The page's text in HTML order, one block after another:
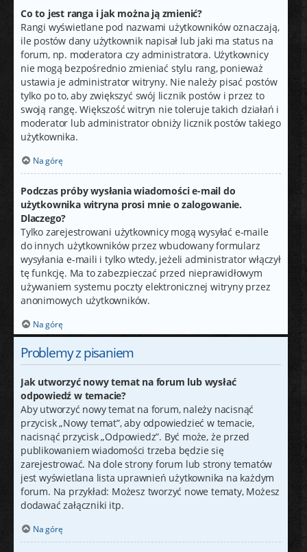
Co to jest ranga i jak można ją zmienić?
Rangi wyświetlane pod nazwami użytkowników oznaczają,
ile postów dany użytkownik napisał lub jaki ma status na
forum, np. moderatora czy administratora. Użytkownicy
nie mogą bezpośrednio zmieniać stylu rang, ponieważ
ustawia je administrator witryny. Nie należy pisać postów
tylko po to, aby zwiększyć swój licznik postów i przez to
swoją rangę. Większość witryn nie toleruje takich działań i
moderator lub administrator obniży licznik postów takiego
użytkownika.
Na górę
Podczas próby wysłania wiadomości e-mail do
użytkownika witryna prosi mnie o zalogowanie.
Dlaczego?
Tylko zarejestrowani użytkownicy mogą wysyłać e-maile
do innych użytkowników przez wbudowany formularz
wysyłania e-maili i tylko wtedy, jeżeli administrator włączył
tę funkcję. Ma to zabezpieczać przed nieprawidłowym
używaniem systemu poczty elektronicznej witryny przez
anonimowych użytkowników.
Na górę
Problemy z pisaniem
Jak utworzyć nowy temat na forum lub wysłać
odpowiedź w temacie?
Aby utworzyć nowy temat na forum, należy nacisnąć
przycisk „Nowy temat”, aby odpowiedzieć w temacie,
nacisnąć przycisk „Odpowiedz”. Być może, że przed
publikowaniem wiadomości trzeba będzie się
zarejestrować. Na dole strony forum lub strony tematów
jest wyświetlana lista uprawnień użytkownika na każdym
forum. Na przykład: Możesz tworzyć nowe tematy, Możesz
dodawać załączniki itp.
Na górę